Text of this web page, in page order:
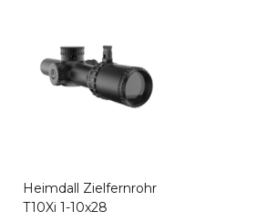
Heimdall Zielfernrohr
T10Xi 1-10x28